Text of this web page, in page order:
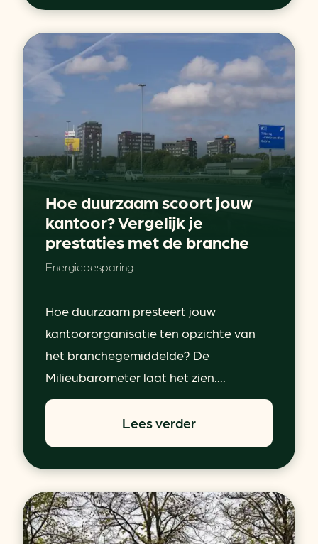
Hoe duurzaam scoort jouw
kantoor? Vergelijk je
prestaties met de branche
Energiebesparing
Hoe duurzaam presteert jouw
kantoororganisatie ten opzichte van
het branchegemiddelde? De
Milieubarometer laat het zien....
Lees verder